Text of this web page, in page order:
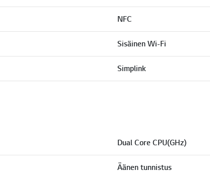
NFC
Sisäinen Wi-Fi
Simplink
Dual Core CPU(GHz)
Äänen tunnistus